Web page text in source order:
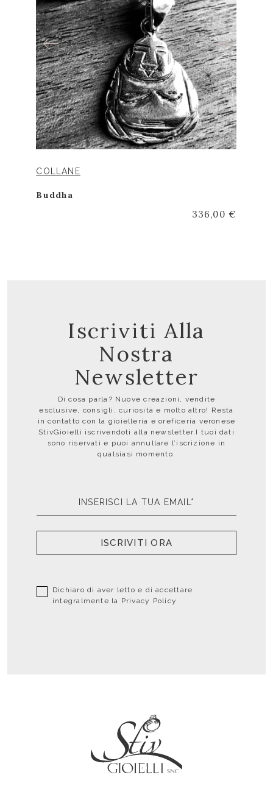
COLLANE
Buddha
336,00 €
Iscriviti Alla
Nostra
Newsletter
Di cosa parla? Nuove creazioni, vendite
esclusive, consigli, curiosità e molto altro! Resta
in contatto con la gioielleria e oreficeria veronese
StivGioielli iscrivendoti alla newsletter.I tuoi dati
sono riservati e puoi annullare l’iscrizione in
qualsiasi momento.
ISCRIVITI ORA
Dichiaro di aver letto e di accettare
integralmente la Privacy Policy